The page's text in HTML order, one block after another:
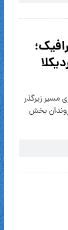
مسیر زیرگذر
بخش